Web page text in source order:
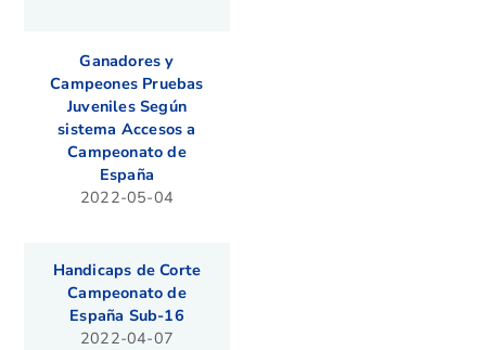
Ganadores y
Campeones Pruebas
Juveniles Según
sistema Accesos a
Campeonato de
España
2022-05-04
Handicaps de Corte
Campeonato de
España Sub-16
2022-04-07